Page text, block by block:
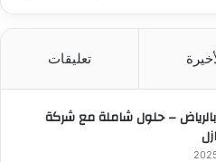
تعليقات
– حلول شاملة مع شركة